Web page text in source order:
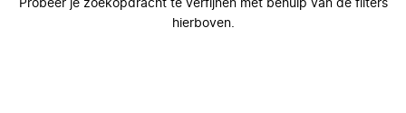
Probeer je zoekopdracht te verfijnen met behulp van de filters
hierboven.